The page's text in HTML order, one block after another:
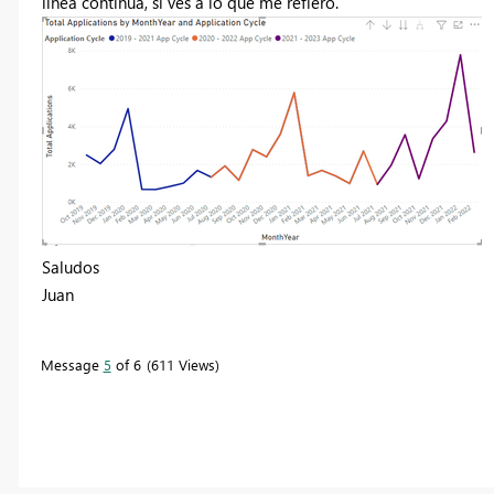
Saludos
Juan
Message 5 of 6 611 Views